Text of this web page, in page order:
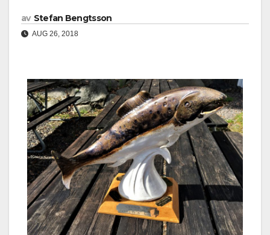
av Stefan Bengtsson
AUG 26, 2018